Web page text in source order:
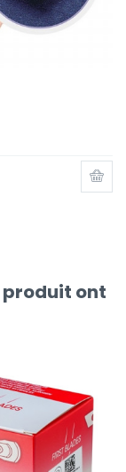
produit ont